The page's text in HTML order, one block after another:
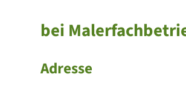
bei
Adresse